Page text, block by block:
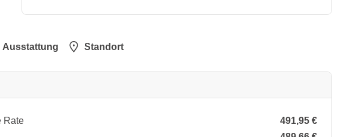
Ausstattung Standort
Rate
491,95 €